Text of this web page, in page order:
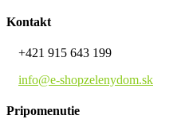
Kontakt
+421 915 643 199
info@e-shopzelenydom.sk
Pripomenutie